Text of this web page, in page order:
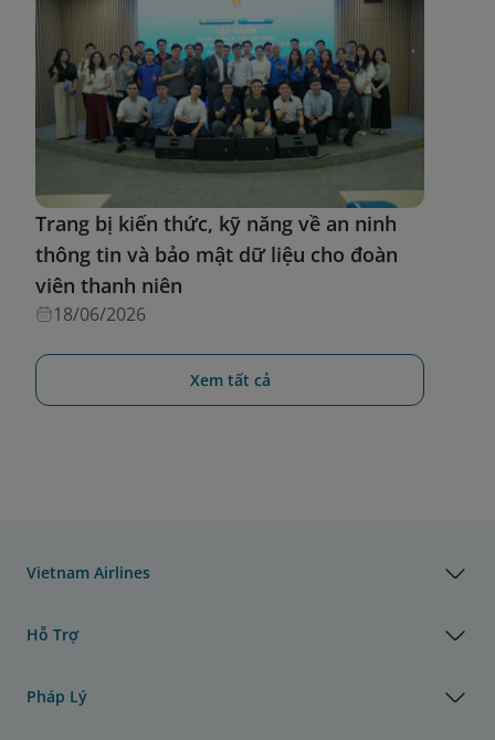
Trang bị kiến thức, kỹ năng về an ninh
thông tin và bảo mật dữ liệu cho đoàn
viên thanh niên
18/06/2026
Xem tất cả
Vietnam Airlines
Hỗ Trợ
Pháp Lý